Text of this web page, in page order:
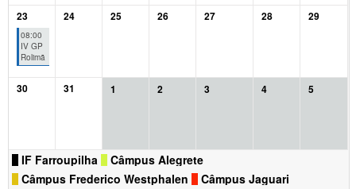
23
08:00
IV GP
Rolimã
24 25 26 27 28 29
30 31 1 2 3 4 5
IF Farroupilha
Câmpus Alegrete
Câmpus Frederico Westphalen
Câmpus Jaguari